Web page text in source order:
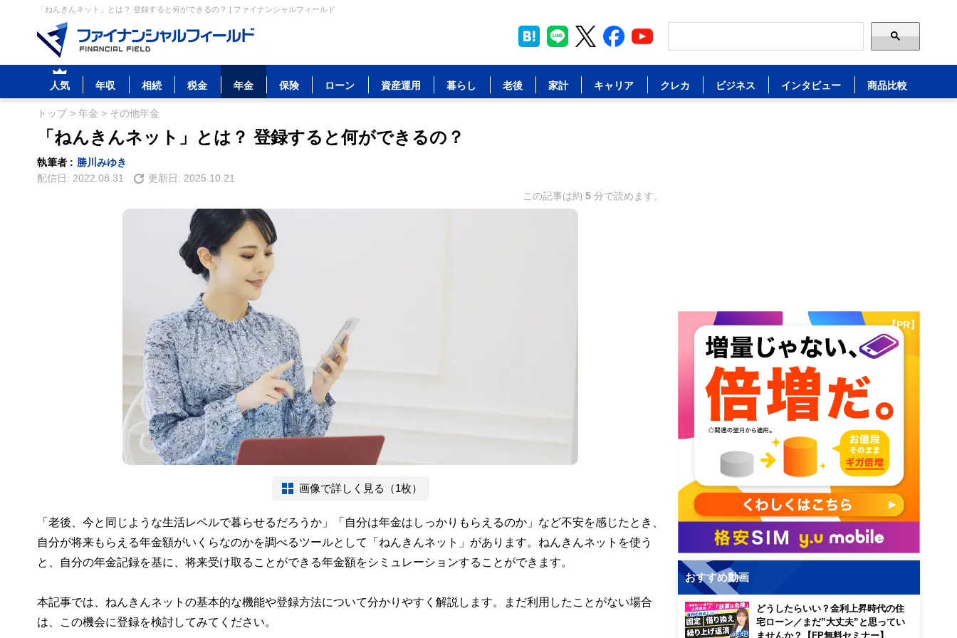
「ねんきんネット」とは？ 登録すると何ができるの？ | ファイナンシャルフィールド
人気 年収 相続 税金 年金 保険 ローン 資産運用 暮らし 老後 家計 キャリア クレカ ビジネス インタビュー 商品比較
トップ> 年金 > その他年金
「ねんきんネット」とは？ 登録すると何ができるの？
執筆者 :
勝川みゆき
配信日: 2022.08.31 更新日: 2025.10.21
この記事は約 5 分で読めます。
画像で詳しく見る（1枚）
「老後、今と同じような生活レベルで暮らせるだろうか」「自分は年金はしっかりもらえるのか」など不安を感じたとき、
自分が将来もらえる年金額がいくらなのかを調べるツールとして「ねんきんネット」があります。ねんきんネットを使う
と、自分の年金記録を基に、将来受け取ることができる年金額をシミュレーションすることができます。
本記事では、ねんきんネットの基本的な機能や登録方法について分かりやすく解説します。まだ利用したことがない場合
は、この機会に登録を検討してみてください。
【PR】
おすすめ動画
どうしたらいい？金利上昇時代の住
宅ローン／まだ”大丈夫”と思ってい
ませんか？【FP無料セミナー】